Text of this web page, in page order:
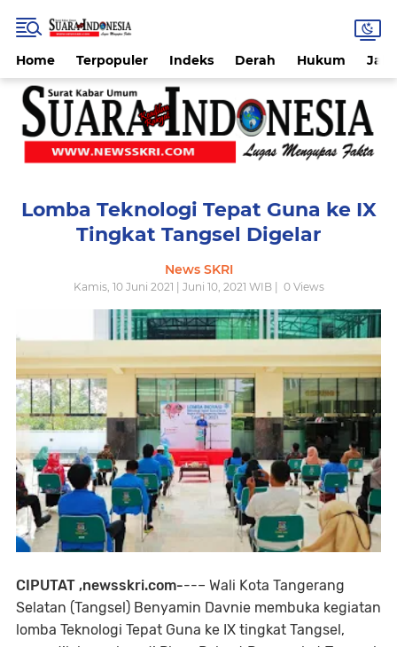
Home Terpopuler Indeks Derah Hukum
Lomba Teknologi Tepat Guna ke IX
Tingkat Tangsel Digelar
News SKRI
Kamis, 10 Juni 2021 | Juni 10, 2021 WIB | 0Views
CIPUTAT ,newsskri.com---– Wali Kota Tangerang
Selatan (Tangsel) Benyamin Davnie membuka kegiatan
lomba Teknologi Tepat Guna ke IX tingkat Tangsel,